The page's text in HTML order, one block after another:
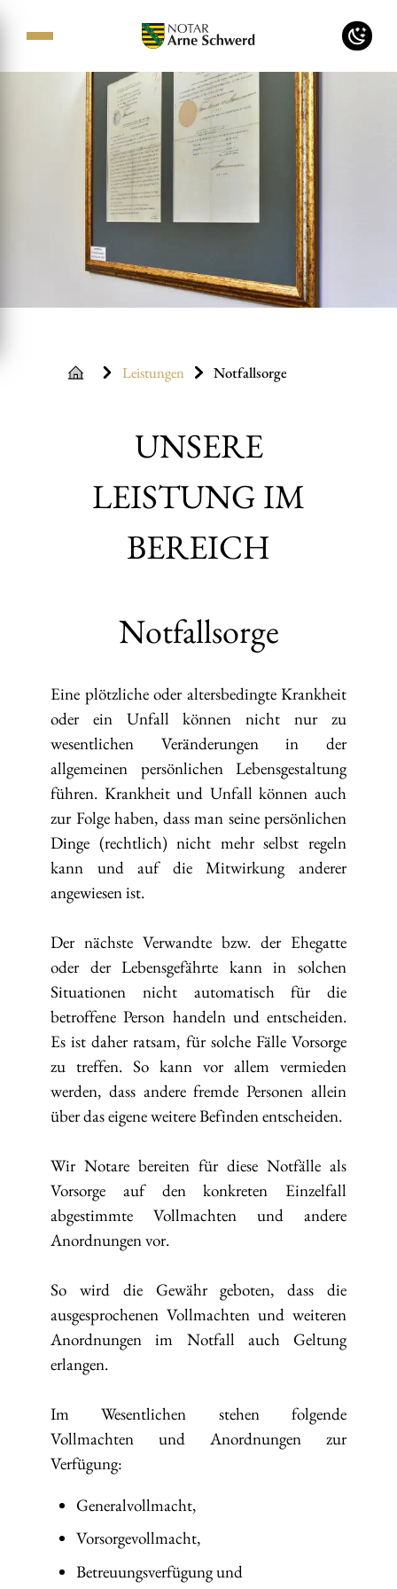
Leistungen Notfallsorge
UNSERE
LEISTUNG IM
BEREICH
Notfallsorge
Eine plötzliche oder altersbedingte Krankheit
oder ein Unfall können nicht nur zu
wesentlichen Veränderungen in der
allgemeinen persönlichen Lebensgestaltung
führen. Krankheit und Unfall können auch
zur Folge haben, dass man seine persönlichen
Dinge (rechtlich) nicht mehr selbst regeln
kann und auf die Mitwirkung anderer
angewiesen ist.
Der nächste Verwandte bzw. der Ehegatte
oder der Lebensgefährte kann in solchen
Situationen nicht automatisch für die
betroffene Person handeln und entscheiden.
Es ist daher ratsam, für solche Fälle Vorsorge
zu treffen. So kann vor allem vermieden
werden, dass andere fremde Personen allein
über das eigene weitere Befinden entscheiden.
Wir Notare bereiten für diese Notfälle als
Vorsorge auf den konkreten Einzelfall
abgestimmte Vollmachten und andere
Anordnungen vor.
So wird die Gewähr geboten, dass die
ausgesprochenen Vollmachten und weiteren
Anordnungen im Notfall auch Geltung
erlangen.
Im Wesentlichen stehen folgende
Vollmachten und Anordnungen zur
Verfügung:
Generalvollmacht,
Vorsorgevollmacht,
Betreuungsverfügung und